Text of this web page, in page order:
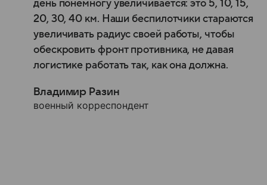
день понемногу увеличивается: это 5, 10, 15,
20, 30, 40 км. Наши беспилотчики стараются
увеличивать радиус своей работы, чтобы
обескровить фронт противника, не давая
логистике работать так, как она должна.
Владимир Разин
военный корреспондент